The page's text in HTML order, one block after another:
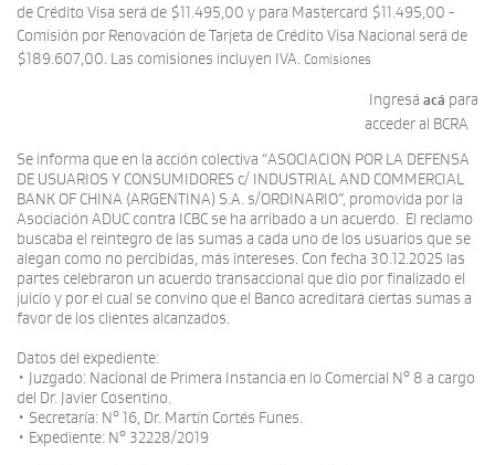
de Crédito Visa será de $11.495,00 y para Mastercard $11.495,00 -
Comisión por Renovación de Tarjeta de Crédito Visa Nacional será de
$189.607,00. Las comisiones incluyen IVA. Comisiones
Ingresá acá para
acceder al BCRA
Se informa que en la acción colectiva “ASOCIACION POR LA DEFENSA
DE USUARIOS Y CONSUMIDORES c/ INDUSTRIAL AND COMMERCIAL
BANK OF CHINA (ARGENTINA) S.A. s/ORDINARIO”, promovida por la
Asociación ADUC contra ICBC se ha arribado a un acuerdo. El reclamo
buscaba el reintegro de las sumas a cada uno de los usuarios que se
alegan como no percibidas, más intereses. Con fecha 30.12.2025 las
partes celebraron un acuerdo transaccional que dio por finalizado el
juicio y por el cual se convino que el Banco acreditará ciertas sumas a
favor de los clientes alcanzados.
Datos del expediente:
• Juzgado: Nacional de Primera Instancia en lo Comercial N° 8 a cargo
del Dr. Javier Cosentino.
• Secretaría: N° 16, Dr. Martín Cortés Funes.
• Expediente: N° 32228/2019